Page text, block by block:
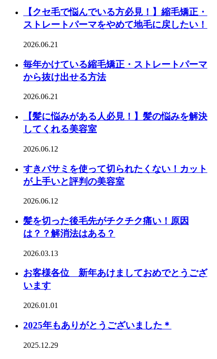
【クセ毛で悩んでいる方必見！】縮毛矯正・
ストレートパーマをやめて地毛に戻したい！
2026.06.21
毎年かけている縮毛矯正・ストレートパーマ
から抜け出せる方法
2026.06.21
【髪に悩みがある人必見！】髪の悩みを解決
してくれる美容室
2026.06.12
すきバサミを使って切られたくない！カット
が上手いと評判の美容室
2026.06.12
髪を切った後毛先がチクチク痛い！原因
は？？解消法はある？
2026.03.13
お客様各位 新年あけましておめでとうござ
います
2026.01.01
2025年もありがとうございました＊
2025.12.29